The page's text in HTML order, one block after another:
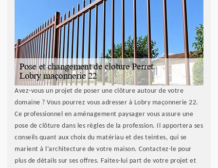
Avez-vous un projet de poser une clôture autour de votre
domaine ? Vous pourrez vous adresser à Lobry maçonnerie 22.
Ce professionnel en aménagement paysager vous assure une
pose de clôture dans les règles de la profession. Il apportera ses
conseils quant aux choix du matériau et des teintes, qui se
marient à l’architecture de votre maison. Contactez-le pour
plus de détails sur ses offres. Faites-lui part de votre projet et